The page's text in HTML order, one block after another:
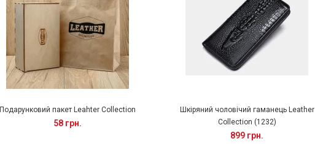
Подарунковий пакет Leahter Collection
58 грн.
Шкіряний чоловічий гаманець Leather
Collection (1232)
899 грн.